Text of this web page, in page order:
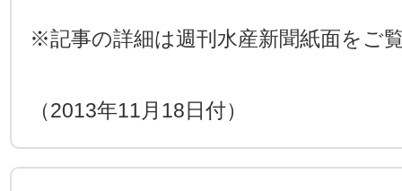
※記事の詳細は週刊水産新聞紙面をご
（2013年11月18日付）